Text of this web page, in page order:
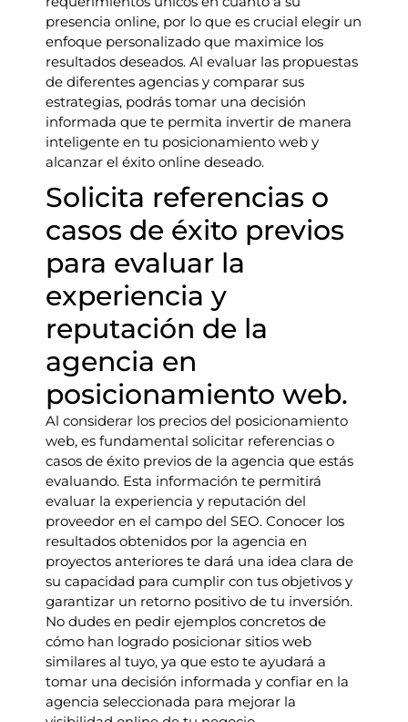
presencia online, por lo que es crucial elegir un
enfoque personalizado que maximice los
resultados deseados. Al evaluar las propuestas
de diferentes agencias y comparar sus
estrategias, podrás tomar una decisión
informada que te permita invertir de manera
inteligente en tu posicionamiento web y
alcanzar el éxito online deseado.
Solicita referencias o
casos de éxito previos
para evaluar la
experiencia y
reputación de la
agencia en
posicionamiento web.
Al considerar los precios del posicionamiento
web, es fundamental solicitar referencias o
casos de éxito previos de la agencia que estás
evaluando. Esta información te permitirá
evaluar la experiencia y reputación del
proveedor en el campo del SEO. Conocer los
resultados obtenidos por la agencia en
proyectos anteriores te dará una idea clara de
su capacidad para cumplir con tus objetivos y
garantizar un retorno positivo de tu inversión.
No dudes en pedir ejemplos concretos de
cómo han logrado posicionar sitios web
similares al tuyo, ya que esto te ayudará a
tomar una decisión informada y confiar en la
agencia seleccionada para mejorar la